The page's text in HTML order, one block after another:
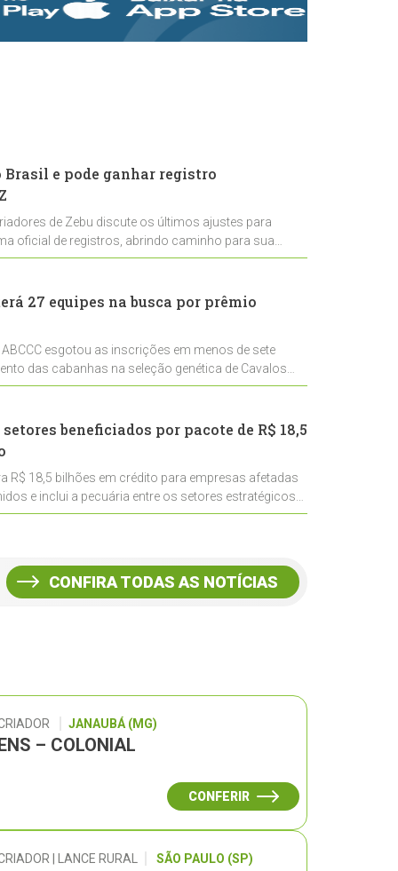
rastreabilidade e
rigor técnico para
Brasil e pode ganhar registro
de Zebu discute os últimos ajustes para
oficial de registros, abrindo caminho para sua
27 equipes na busca por prêmio
esgotou as inscrições em menos de sete
das cabanhas na seleção genética de Cavalos
beneficiados por pacote de R$ 18,5
R$ 18,5 bilhões em crédito para empresas afetadas
e inclui a pecuária entre os setores estratégicos
CONFIRA TODAS AS NOTÍCIAS
JANAUBÁ (MG)
– COLONIAL
CONFERIR
| LANCE RURAL SÃO PAULO (SP)